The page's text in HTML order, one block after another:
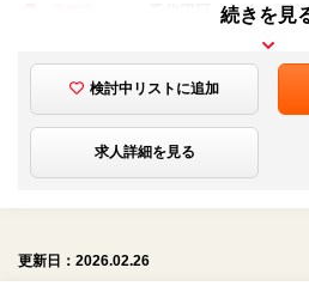
千代田区 各線 日
年収450万円～ 月
続きを見
検討中リストに追加
求人詳細を見る
更新日：2026.02.26